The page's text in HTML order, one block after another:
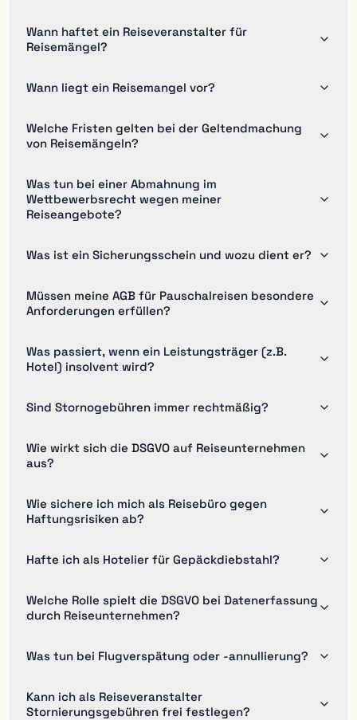
Wann haftet ein Reiseveranstalter für
Reisemängel?
Wann liegt ein Reisemangel vor?
Welche Fristen gelten bei der Geltendmachung
von Reisemängeln?
Was tun bei einer Abmahnung im
Wettbewerbsrecht wegen meiner
Reiseangebote?
Was ist ein Sicherungsschein und wozu dient er?
Müssen meine AGB für Pauschalreisen besondere
Anforderungen erfüllen?
Was passiert, wenn ein Leistungsträger (z.B.
Hotel) insolvent wird?
Sind Stornogebühren immer rechtmäßig?
Wie wirkt sich die DSGVO auf Reiseunternehmen
aus?
Wie sichere ich mich als Reisebüro gegen
Haftungsrisiken ab?
Hafte ich als Hotelier für Gepäckdiebstahl?
Welche Rolle spielt die DSGVO bei Datenerfassung
durch Reiseunternehmen?
Was tun bei Flugverspätung oder -annullierung?
Kann ich als Reiseveranstalter
Stornierungsgebühren frei festlegen?